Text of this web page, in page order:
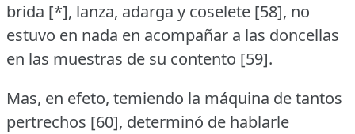
brida [*], lanza, adarga y coselete [58], no
estuvo en nada en acompañar a las doncellas
en las muestras de su contento [59].
Mas, en efeto, temiendo la máquina de tantos
pertrechos [60], determinó de hablarle